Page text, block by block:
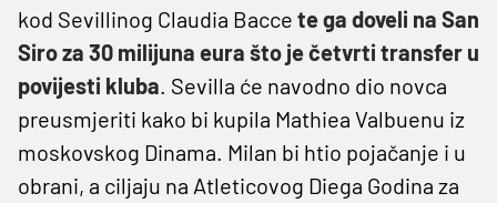
kod Sevillinog Claudia Bacce te ga doveli na San
Siro za 30 milijuna eura što je četvrti transfer u
povijesti kluba. Sevilla će navodno dio novca
preusmjeriti kako bi kupila Mathiea Valbuenu iz
moskovskog Dinama. Milan bi htio pojačanje i u
obrani, a ciljaju na Atleticovog Diega Godina za